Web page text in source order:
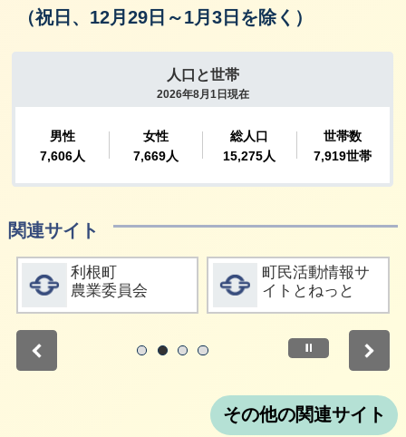
（祝日、12月29日～1月3日を除く）
関連サイト
詳細をみる
利根町
農業委員会
詳細をみる
町民活動情報サ
イトとねっと
停止
その他の関連サイト